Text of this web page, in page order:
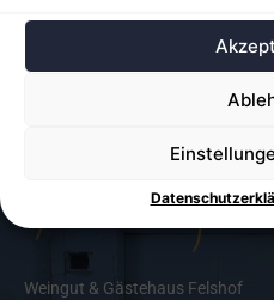
Weingut & Gästehaus Felshof